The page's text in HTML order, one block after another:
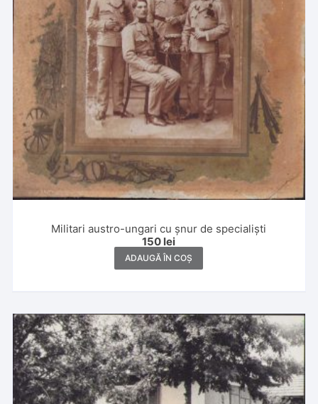
Militari austro-ungari cu șnur de specialiști
150 lei
ADAUGĂ ÎN COȘ